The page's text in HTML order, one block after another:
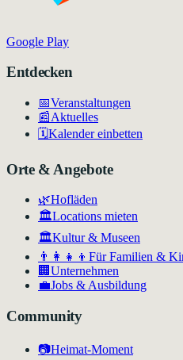
Google Play
Entdecken
📅Veranstaltungen
📰Aktuelles
🗓️Kalender einbetten
Orte & Angebote
🌿Hofläden
🏛️Locations mieten
🏛Kultur & Museen
👨‍👩‍👧‍👦 Für Familien &
🏢 Unternehmen
💼Jobs & Ausbildung
Community
📷Heimat-Moment